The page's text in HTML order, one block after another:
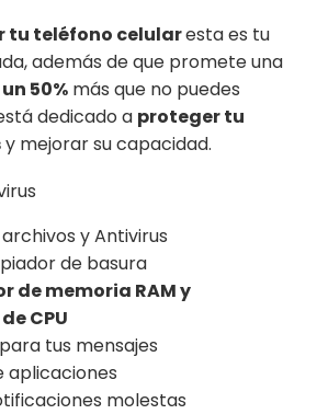
tu teléfono celularesta es tu
además de que promete una
50% más que no puedes
dedicado a proteger tu
y mejorar su capacidad.
y Antivirus
de basura
de memoria RAM y
CPU
tus mensajes
aplicaciones
molestas